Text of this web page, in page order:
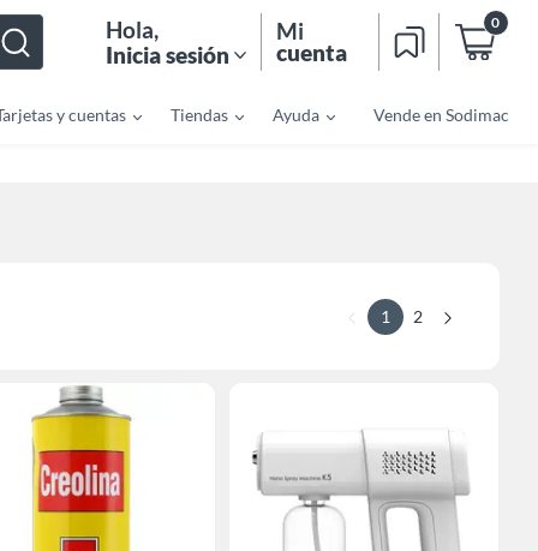
Hola,
Inicia sesión
Mi
cuenta
0
y cuentas Tiendas Ayuda Vende en Sodimac
1 2